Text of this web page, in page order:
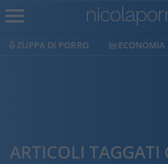
ZUPPA DI PORRO ECONOMIA
ARTICOLI TAGGATI